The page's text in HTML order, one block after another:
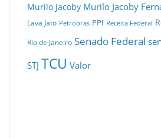
Murilo Jacoby Murilo Jacoby
Lava Jato Petrobras PPI Receita Federal
Rio de Janeiro Senado Federal
STJ TCU Valor